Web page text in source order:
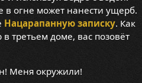
в огне может нанести ущерб.
Нацарапанную записку. Как
третьем доме, вас позовёт
Меня окружили!